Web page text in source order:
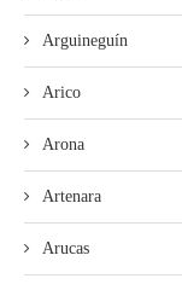
Arguineguín
Arico
Arona
Artenara
Arucas